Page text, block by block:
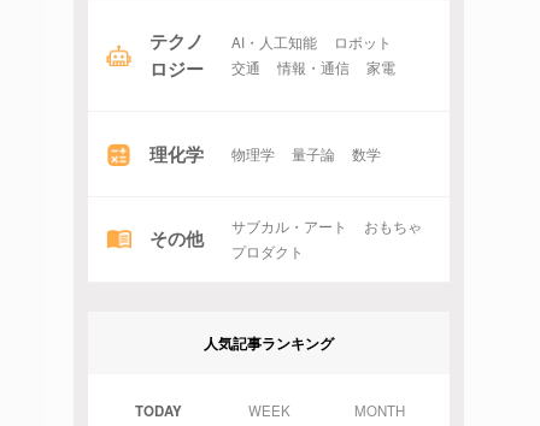
テクノ
ロジー
AI・人工知能
ロボット
交通
情報・通信 家電
理化学 物理学 量子論 数学
その他 サブカル・アート
おもちゃ
プロダクト
人気記事ランキング
TODAY WEEK MONTH